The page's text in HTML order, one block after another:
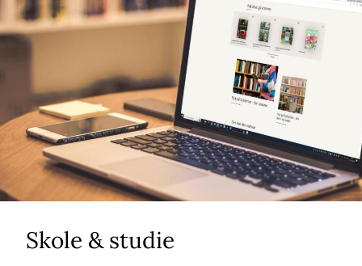
Skole & studie